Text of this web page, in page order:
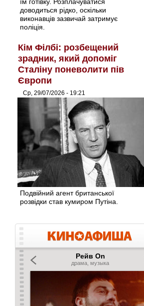
доводиться рідко, оскільки
виконавців зазвичай затримує
поліція.
Кім Філбі: розбещений
зрадник, який допоміг
Сталіну поневолити пів
Європи
Ср, 29/07/2026 - 19:21
Подвійний агент британської
розвідки став кумиром Путіна.